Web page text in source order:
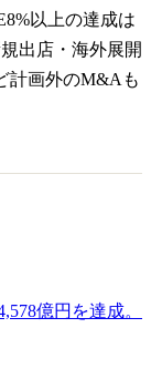
以上の達成は
出店・海外展開
計画外のM&Aも
億円を達成。